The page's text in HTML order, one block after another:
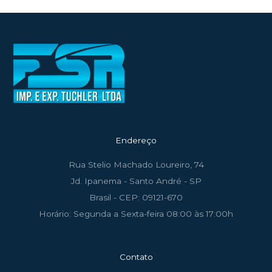
Endereço
Rua Stelio Machado Loureiro, 74
Jd. Ipanema - Santo André - SP
Brasil - CEP: 09121-670
Horário: Segunda a Sexta-feira 08:00 às 17:00h
Contato